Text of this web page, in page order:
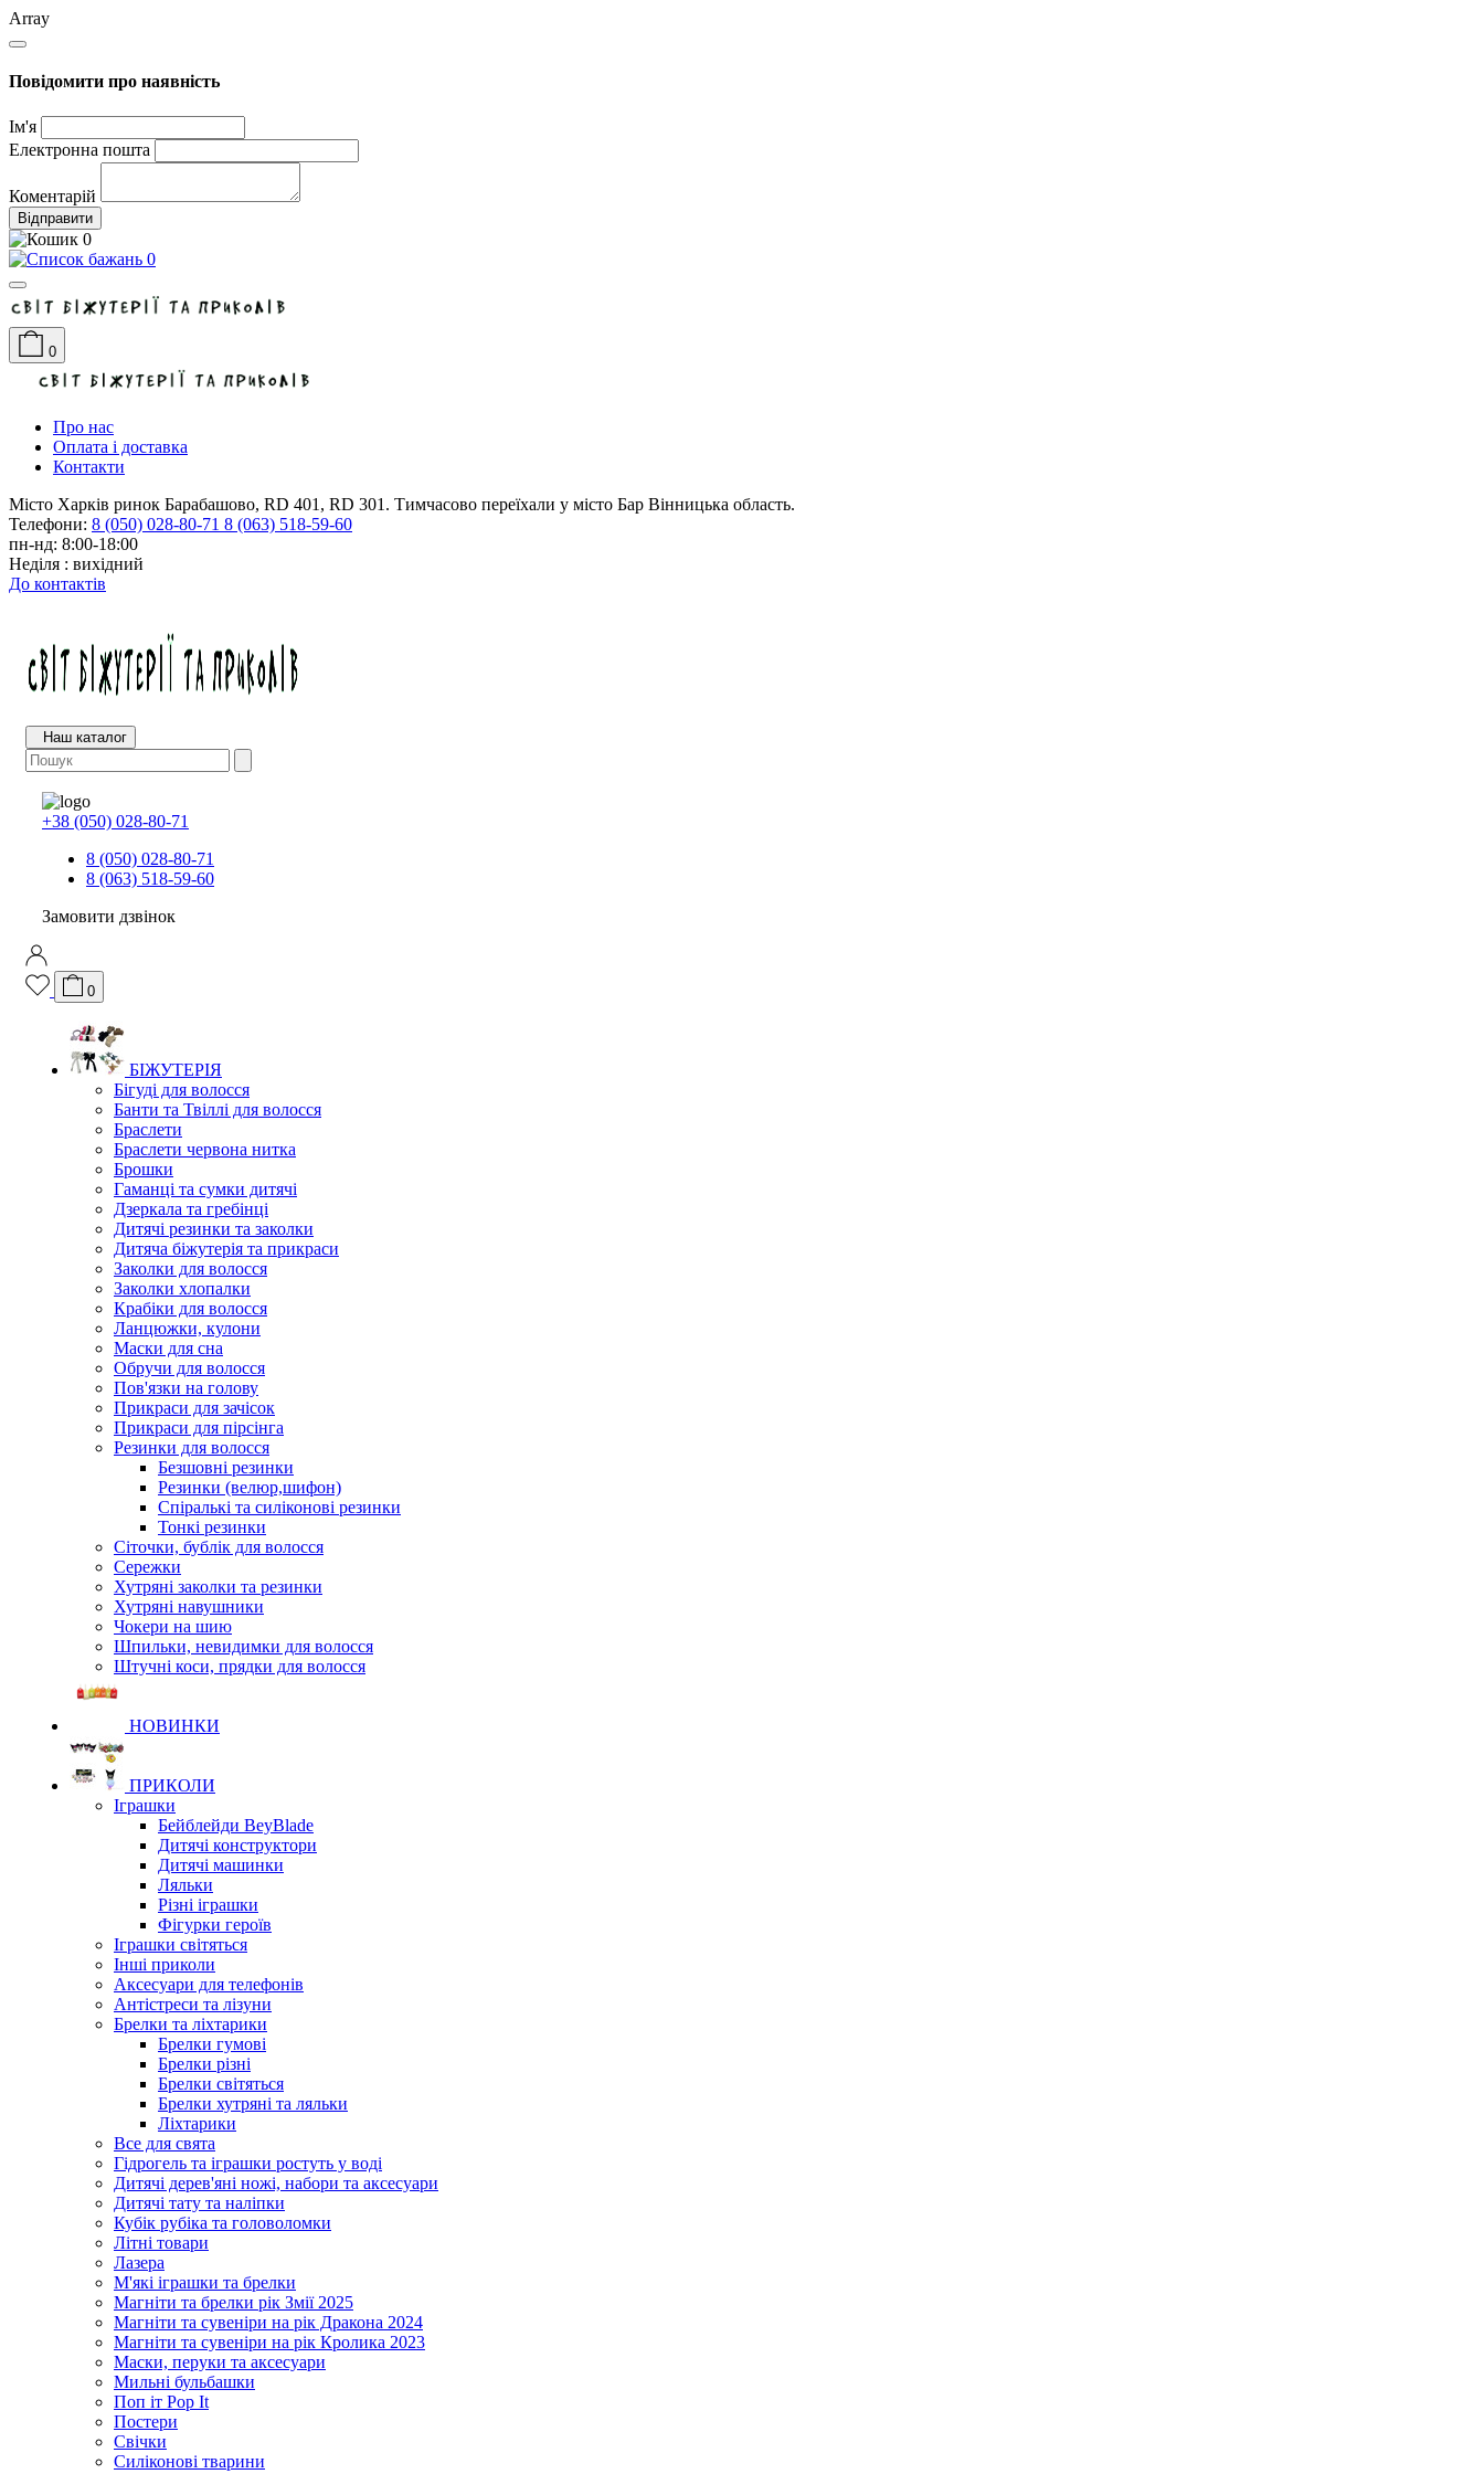
Array
Повідомити про наявність
Ім'я
Електронна пошта
Коментарій
Відправити
0
0
0
Про нас
Оплата і доставка
Контакти
Місто Харків ринок Барабашово, RD 401, RD 301. Тимчасово переїхали у місто Бар Вінницька область.
Телефони: 8 (050) 028-80-71 8 (063) 518-59-60
пн-нд: 8:00-18:00
Неділя : вихідний
До контактів
Наш каталог
+38 (050) 028-80-71
8 (050) 028-80-71
8 (063) 518-59-60
Замовити дзвінок
0
БІЖУТЕРІЯ
Бігуді для волосся
Банти та Твіллі для волосся
Браслети
Браслети червона нитка
Брошки
Гаманці та сумки дитячі
Дзеркала та гребінці
Дитячі резинки та заколки
Дитяча біжутерія та прикраси
Заколки для волосся
Заколки хлопалки
Крабіки для волосся
Ланцюжки, кулони
Маски для сна
Обручи для волосся
Пов'язки на голову
Прикраси для зачісок
Прикраси для пірсінга
Резинки для волосся
Безшовні резинки
Резинки (велюр,шифон)
Спіралькі та силіконові резинки
Тонкі резинки
Сіточки, бублік для волосся
Сережки
Хутряні заколки та резинки
Хутряні навушники
Чокери на шию
Шпильки, невидимки для волосся
Штучні коси, прядки для волосся
НОВИНКИ
ПРИКОЛИ
Іграшки
Бейблейди BeyBlade
Дитячі конструктори
Дитячі машинки
Ляльки
Різні іграшки
Фігурки героїв
Іграшки світяться
Інші приколи
Аксесуари для телефонів
Антістреси та лізуни
Брелки та ліхтарики
Брелки гумові
Брелки різні
Брелки світяться
Брелки хутряні та ляльки
Ліхтарики
Все для свята
Гідрогель та іграшки ростуть у воді
Дитячі дерев'яні ножі, набори та аксесуари
Дитячі тату та наліпки
Кубік рубіка та головоломки
Літні товари
Лазера
М'які іграшки та брелки
Магніти та брелки рік Змії 2025
Магніти та сувеніри на рік Дракона 2024
Магніти та сувеніри на рік Кролика 2023
Маски, перуки та аксесуари
Мильні бульбашки
Поп іт Pop It
Постери
Свічки
Силіконові тварини